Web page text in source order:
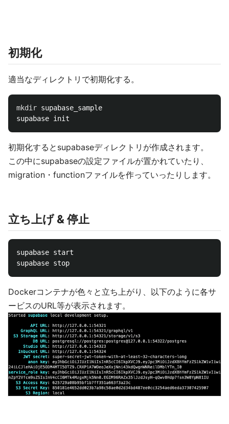
初期化
適当なディレクトリで初期化する。
mkdir supabase_sample
初期化するとsupabaseディレクトリが作成されます。
この中にsupabaseの設定ファイルが置かれていたり、
migration・functionファイルを作っていったりします。
立ち上げ & 停止
supabase start
Dockerコンテナが色々と立ち上がり、以下のように各サ
ービスのURL等が表示されます。